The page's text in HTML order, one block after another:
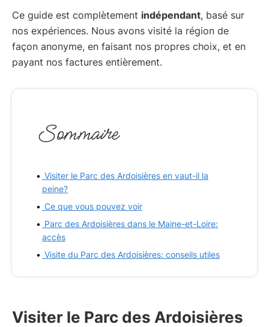
Ce guide est complètement indépendant, basé sur
nos expériences. Nous avons visité la région de
façon anonyme, en faisant nos propres choix, et en
payant nos factures entièrement.
Sommaire
Visiter le Parc des Ardoisières en vaut-il la
peine?
Ce que vous pouvez voir
Parc des Ardoisières dans le Maine-et-Loire:
accès
Visite du Parc des Ardoisières: conseils utiles
Visiter le Parc des Ardoisières